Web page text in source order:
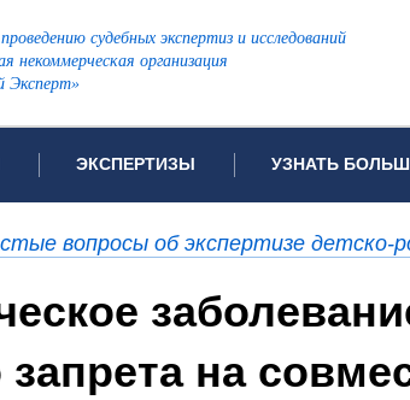
судебных экспертиз и исследований
некоммерческая организация
Эксперт»
судов
ЭКСПЕРТИЗЫ
всех видов проводимых экспертиз
экспертиза
УЗНАТЬ
Примеры
Частые вопросы
вопросы об экспертизе детско-
запрета на